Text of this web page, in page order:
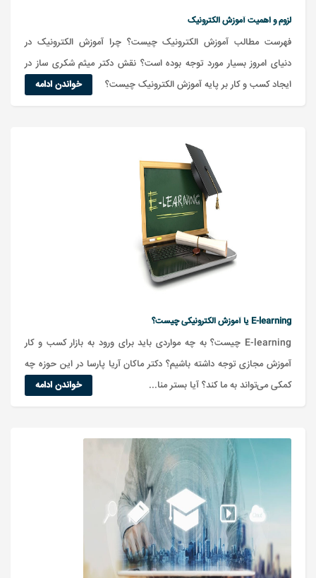
لزوم و اهمیت آموزش الکترونیک
فهرست مطالب آموزش الکترونیک چیست؟ چرا آموزش الکترونیک در
دنیای امروز بسیار مورد توجه بوده است؟ نقش دکتر میثم شکری ساز در
ایجاد کسب و کار بر پایه آموزش الکترونیک چیست؟
خواندن ادامه
E-learning یا آموزش الکترونیکی چیست؟
E-learning چیست؟ به چه مواردی باید برای ورود به بازار کسب و کار
آموزش مجازی توجه داشته باشیم؟ دکتر ماکان آریا پارسا در این حوزه چه
کمکی ‌می‌تواند به ما کند؟ آیا بستر منا...
خواندن ادامه